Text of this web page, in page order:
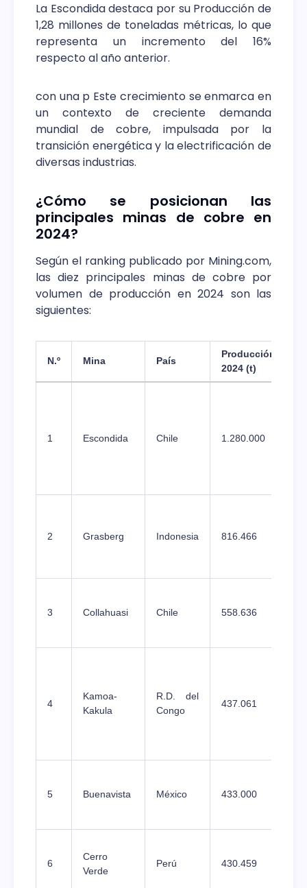
La Escondida destaca por su Producción de
1,28 millones de toneladas métricas, lo que
representa un incremento del 16%
respecto al año anterior.
con una p Este crecimiento se enmarca en
un contexto de creciente demanda
mundial de cobre, impulsada por la
transición energética y la electrificación de
diversas industrias.
¿Cómo se posicionan las
principales minas de cobre en
2024?
Según el ranking publicado por Mining.com,
las diez principales minas de cobre por
volumen de producción en 2024 son las
siguientes:
N.º Mina País
Producción
2024 (t)
1 Escondida Chile 1.280.000
2 Grasberg Indonesia 816.466
3 Collahuasi Chile 558.636
4
Kamoa-
Kakula
R.D. del
Congo
437.061
5 Buenavista México 433.000
6
Cerro
Verde
Perú 430.459